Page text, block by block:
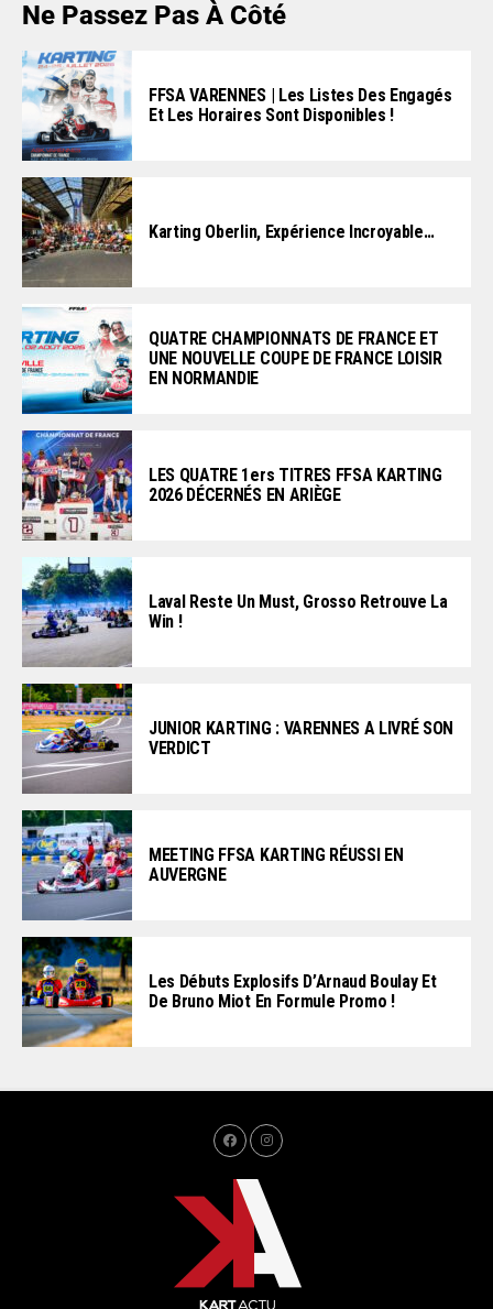
Ne Passez Pas À Côté
FFSA VARENNES | Les Listes Des Engagés
Et Les Horaires Sont Disponibles !
Karting Oberlin, Expérience Incroyable…
QUATRE CHAMPIONNATS DE FRANCE ET
UNE NOUVELLE COUPE DE FRANCE LOISIR
EN NORMANDIE
LES QUATRE 1ers TITRES FFSA KARTING
2026 DÉCERNÉS EN ARIÈGE
Laval Reste Un Must, Grosso Retrouve La
Win !
JUNIOR KARTING : VARENNES A LIVRÉ SON
VERDICT
MEETING FFSA KARTING RÉUSSI EN
AUVERGNE
Les Débuts Explosifs D’Arnaud Boulay Et
De Bruno Miot En Formule Promo !